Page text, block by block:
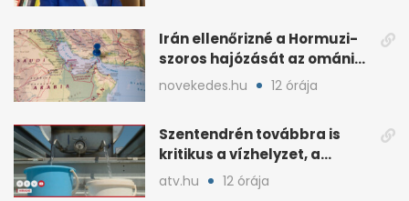
Irán ellenőrizné a Hormuzi-
szoros hajózását az ománi
megállapodás után
novekedes.hu 12 órája
Szentendrén továbbra is
kritikus a vízhelyzet, a
honvédség szállít
atv.hu 12 órája